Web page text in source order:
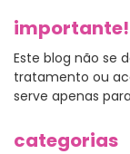
importante!
Este blog não se
tratamento ou
serve apenas
categorias